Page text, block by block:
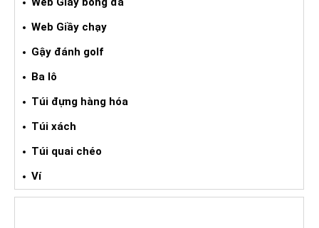
Web Giầy chạy
Gậy đánh golf
Ba lô
Túi đựng hàng hóa
Túi xách
Túi quai chéo
Ví